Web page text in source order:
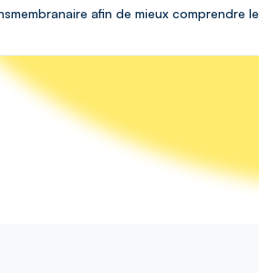
afin de mieux comprendre le